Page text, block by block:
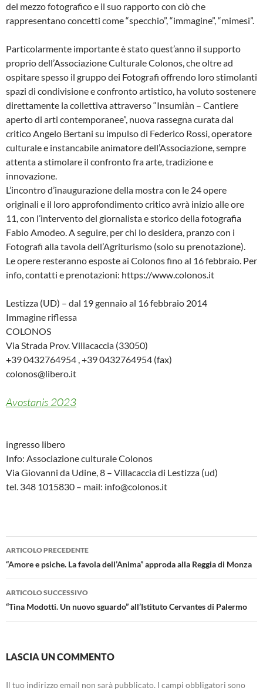
del mezzo fotografico e il suo rapporto con ciò che
rappresentano concetti come “specchio”, “immagine”, “mimesi”.
Particolarmente importante è stato quest’anno il supporto
proprio dell’Associazione Culturale Colonos, che oltre ad
ospitare spesso il gruppo dei Fotografi offrendo loro stimolanti
spazi di condivisione e confronto artistico, ha voluto sostenere
direttamente la collettiva attraverso “Insumiàn – Cantiere
aperto di arti contemporanee”, nuova rassegna curata dal
critico Angelo Bertani su impulso di Federico Rossi, operatore
culturale e instancabile animatore dell’Associazione, sempre
attenta a stimolare il confronto fra arte, tradizione e
innovazione.
L’incontro d’inaugurazione della mostra con le 24 opere
originali e il loro approfondimento critico avrà inizio alle ore
11, con l’intervento del giornalista e storico della fotografia
Fabio Amodeo. A seguire, per chi lo desidera, pranzo con i
Fotografi alla tavola dell’Agriturismo (solo su prenotazione).
Le opere resteranno esposte ai Colonos fino al 16 febbraio. Per
info, contatti e prenotazioni: https://www.colonos.it
Lestizza (UD) – dal 19 gennaio al 16 febbraio 2014
Immagine riflessa
COLONOS
Via Strada Prov. Villacaccia (33050)
+39 0432764954 , +39 0432764954 (fax)
colonos@libero.it
Avostanis 2023
ingresso libero
Info: Associazione culturale Colonos
Via Giovanni da Udine, 8 – Villacaccia di Lestizza (ud)
tel. 348 1015830 – mail: info@colonos.it
Navigazione
articolo
ARTICOLO PRECEDENTE
“Amore e psiche. La favola dell’Anima” approda alla Reggia di Monza
ARTICOLO SUCCESSIVO
“Tina Modotti. Un nuovo sguardo” all’Istituto Cervantes di Palermo
LASCIA UN COMMENTO
Il tuo indirizzo email non sarà pubblicato. I campi obbligatori sono